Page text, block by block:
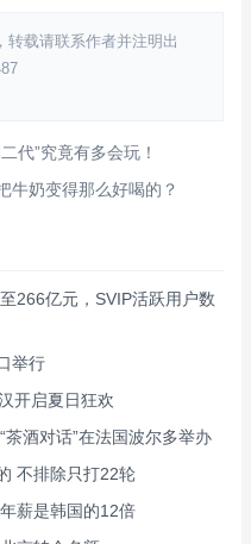
转载请联系作者并注明出
代”究竟有多会玩！
牛奶变得那么好喝的？
266亿元，SVIP活跃用户数
举行
开启夏日狂欢
酒对话”在法国波尔多举办
不排除只打22轮
薪是韩国的12倍